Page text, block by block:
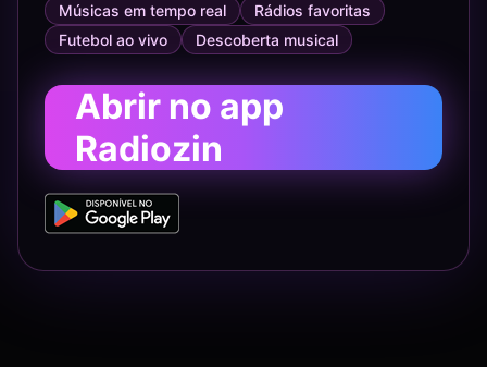
Músicas em tempo real
Rádios favoritas
Futebol ao vivo
Descoberta musical
Abrir no app
Radiozin